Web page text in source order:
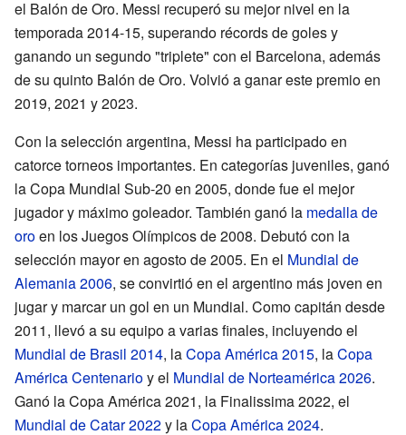
el Balón de Oro. Messi recuperó su mejor nivel en la
temporada 2014-15, superando récords de goles y
ganando un segundo "triplete" con el Barcelona, además
de su quinto Balón de Oro. Volvió a ganar este premio en
2019, 2021 y 2023.
Con la selección argentina, Messi ha participado en
catorce torneos importantes. En categorías juveniles, ganó
la Copa Mundial Sub-20 en 2005, donde fue el mejor
jugador y máximo goleador. También ganó la medalla de
oroen los Juegos Olímpicos de 2008. Debutó con la
selección mayor en agosto de 2005. En el Mundial de
Alemania 2006, se convirtió en el argentino más joven en
jugar y marcar un gol en un Mundial. Como capitán desde
2011, llevó a su equipo a varias finales, incluyendo el
Mundial de Brasil 2014, laCopa América 2015, laCopa
América Centenarioy el Mundial de Norteamérica 2026.
Ganó la Copa América 2021, la Finalissima 2022, el
Mundial de Catar 2022y laCopa América 2024.